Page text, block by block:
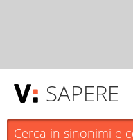
SAPERE